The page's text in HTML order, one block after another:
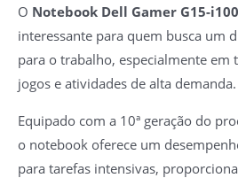
O Notebook Dell Gamer G15-
interessante para quem busca um
para o trabalho, especialmente em
jogos e atividades de alta demanda.
Equipado com a 10ª geração do
o notebook oferece um
para tarefas intensivas,